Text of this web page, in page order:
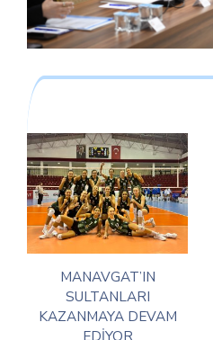
MANAVGAT’IN
SULTANLARI
KAZANMAYA DEVAM
EDİYOR